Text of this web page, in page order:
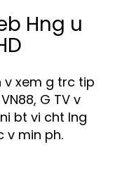
Hng u
v xem g trc tip
G TV v
bt vi cht lng
v min ph.